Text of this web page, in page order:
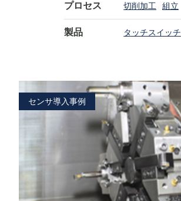
プロセス 切削加工 組立
製品 タッチスイッチ
センサ導入事例